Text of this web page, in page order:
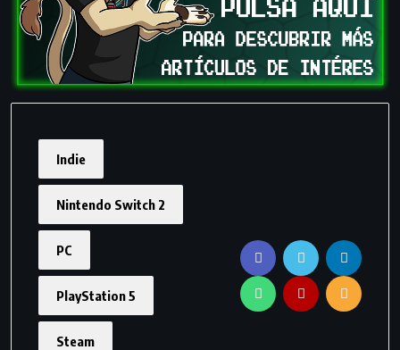
Indie
Nintendo Switch 2
PC
PlayStation 5
Steam